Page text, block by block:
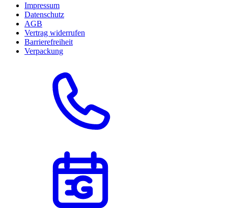
Impressum
Datenschutz
AGB
Vertrag widerrufen
Barrierefreiheit
Verpackung